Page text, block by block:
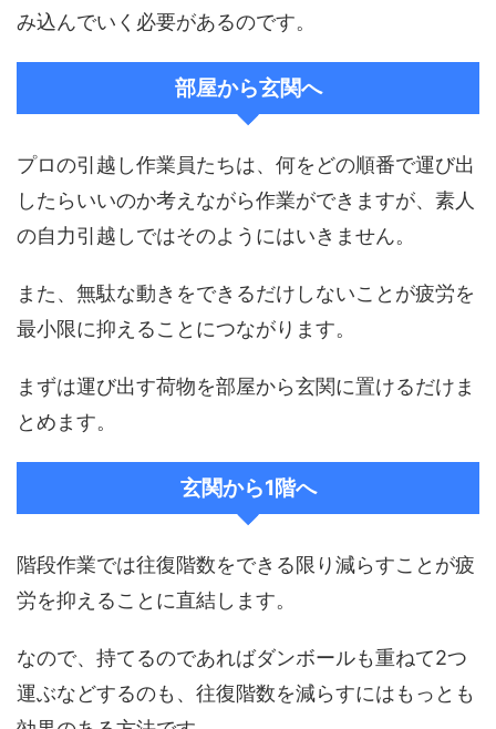
み込んでいく必要があるのです。
部屋から玄関へ
プロの引越し作業員たちは、何をどの順番で運び出
したらいいのか考えながら作業ができますが、素人
の自力引越しではそのようにはいきません。
また、無駄な動きをできるだけしないことが疲労を
最小限に抑えることにつながります。
まずは運び出す荷物を部屋から玄関に置けるだけま
とめます。
玄関から1階へ
階段作業では往復階数をできる限り減らすことが疲
労を抑えることに直結します。
なので、持てるのであればダンボールも重ねて2つ
運ぶなどするのも、往復階数を減らすにはもっとも